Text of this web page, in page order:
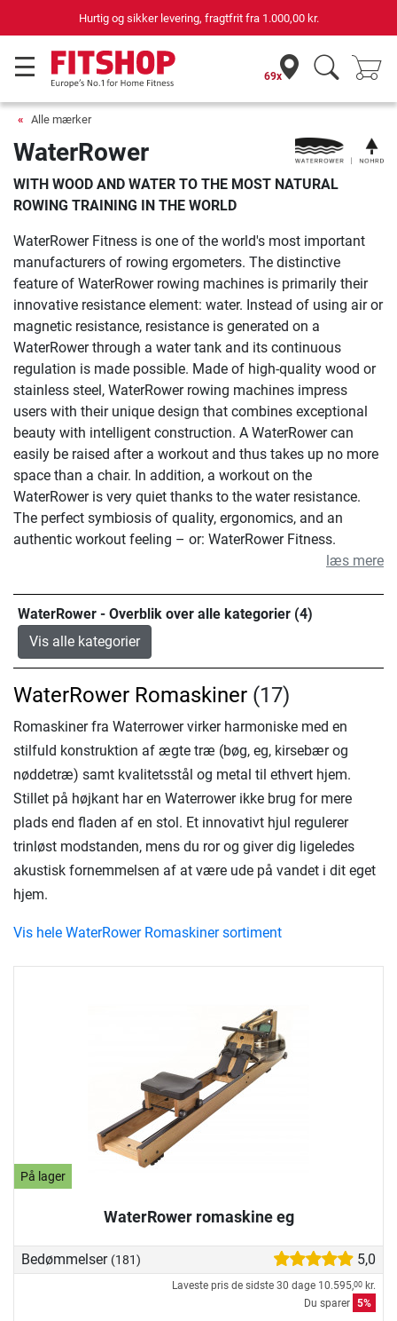
sikker levering, fragtfrit fra1.000,00 kr.
69x
Alle mærker
WaterRower
WITH WOOD AND WATER TO THE MOST NATURAL
ROWING TRAINING IN THE WORLD
WaterRower Fitness is one of the world's most important
manufacturers of rowing ergometers. The distinctive
feature of WaterRower rowing machines is primarily their
innovative resistance element: water. Instead of using air or
magnetic resistance, resistance is generated on a
WaterRower through a water tank and its continuous
regulation is made possible. Made of high-quality wood or
stainless steel, WaterRower rowing machines impress
users with their unique design that combines exceptional
beauty with intelligent construction. A WaterRower can
easily be raised after a workout and thus takes up no more
space than a chair. In addition, a workout on the
WaterRower is very quiet thanks to the water resistance.
The perfect symbiosis of quality, ergonomics, and an
authentic workout feeling – or: WaterRower Fitness.
læs mere
WaterRower - Overblik over alle kategorier (4)
Vis alle kategorier
På lager
WaterRower romaskine eg
Bedømmelser (181) 5,0
Laveste pris de sidste 30 dage 10.595,00 kr.
Du sparer 5%
WaterRower Romaskiner (17)
Romaskiner fra Waterrower virker harmoniske med en
stilfuld konstruktion af ægte træ (bøg, eg, kirsebær og
nøddetræ) samt kvalitetsstål og metal til ethvert hjem.
Stillet på højkant har en Waterrower ikke brug for mere
plads end fladen af en stol. Et innovativt hjul regulerer
trinløst modstanden, mens du ror og giver dig ligeledes
akustisk fornemmelsen af at være ude på vandet i dit eget
hjem.
Vis hele WaterRower Romaskiner sortiment